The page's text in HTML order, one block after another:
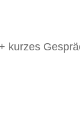
kurzes